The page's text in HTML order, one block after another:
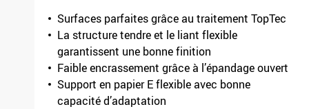
Surfaces parfaites grâce au traitement TopTec
La structure tendre et le liant flexible
garantissent une bonne finition
Faible encrassement grâce à l’épandage ouvert
Support en papier E flexible avec bonne
capacité d’adaptation